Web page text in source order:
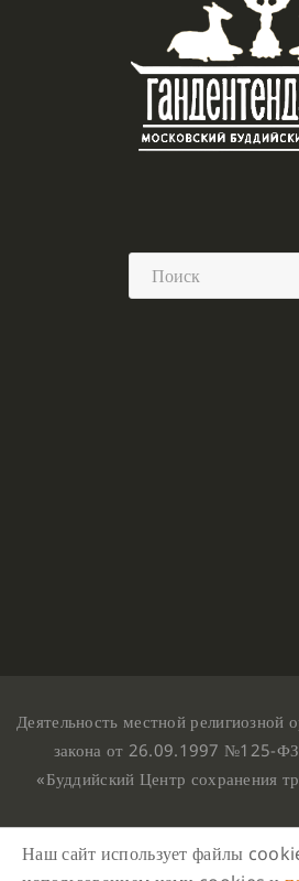
Деятельность местной
закона от 26.09.1997 №125-ФЗ
«Буддийский Центр сохранения
Наш сайт использует файлы